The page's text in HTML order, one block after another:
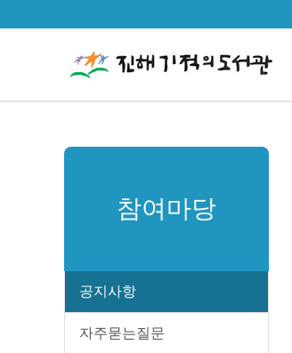
참여마당
공지사항
자주묻는질문